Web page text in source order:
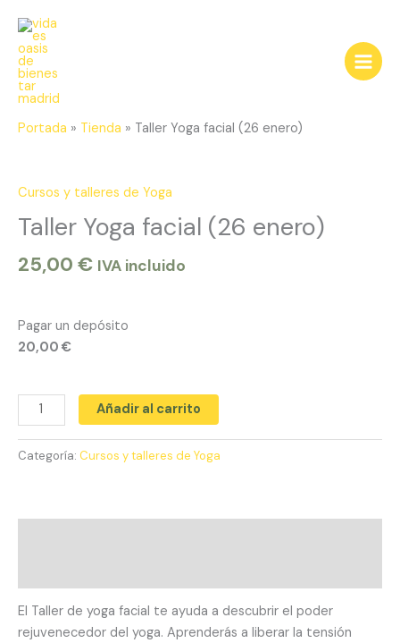
contenido
Portada » Tienda » Taller Yoga facial (26 enero)
Cursos y talleres de Yoga
Taller Yoga facial (26 enero)
25,00 € IVA incluido
Pagar un depósito
20,00 €
facial
enero)
cantidad
Añadir al carrito
Categoría: Cursos y talleres de Yoga
El Taller de yoga facial te ayuda a descubrir el poder
rejuvenecedor del yoga. Aprenderás a liberar la tensión